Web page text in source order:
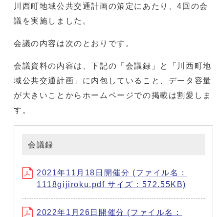
川西町地域公共交通計画の策定にあたり、4回の会
議を実施しました。
会議の内容は次のとおりです。
会議資料の内容は、下記の「会議録」と「川西町地
域公共交通計画」に内包していること、データ容量
が大きいことからホームページでの掲載は割愛しま
す。
会議録
2021年11月18日開催分 (ファイル名：
1118gijiroku.pdf サイズ：572.55KB)
2022年1月26日開催分 (ファイル名：